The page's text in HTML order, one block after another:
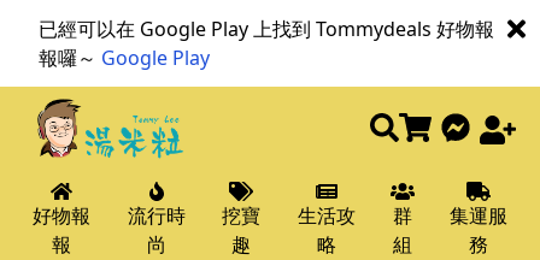
已經可以在 Google Play 上找到 Tommydeals 好物報
報囉～ Google Play
好物報
報
流行時
尚
挖寶
趣
生活攻
略
群
組
集運服
務